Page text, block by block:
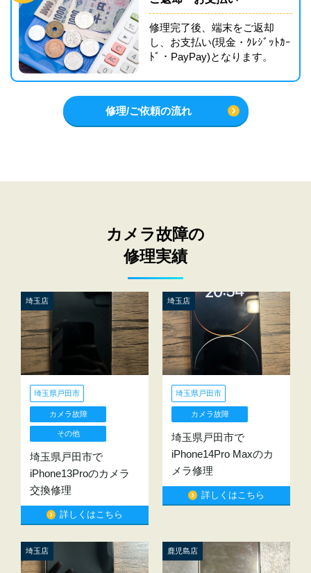
修理完了後、端末をご返却
し、お支払い(現金・ｸﾚｼﾞｯﾄｶｰ
ﾄﾞ・PayPay)となります。
修理/ご依頼の流れ
カメラ故障の
修理実績
埼玉店
埼玉県戸田市
カメラ故障
その他
埼玉県戸田市で
iPhone13Proのカメラ
交換修理
詳しくはこちら
埼玉店
埼玉県戸田市
カメラ故障
埼玉県戸田市で
iPhone14Pro Maxのカ
メラ修理
詳しくはこちら
埼玉店 鹿児島店